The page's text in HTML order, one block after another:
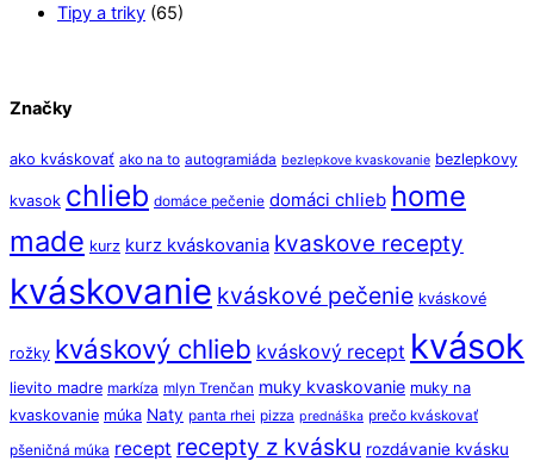
Tipy a triky (65)
Značky
ako kváskovať ako na to autogramiáda bezlepkove kvaskovanie bezlepkovy
kvasok chlieb domáce pečenie domáci chlieb home
made kurz kurz kváskovania kvaskove recepty
kváskovanie kváskové pečenie kváskové
rožky kváskový chlieb kváskový recept kvások
lievito madre markíza mlyn Trenčan muky kvaskovanie muky na
kvaskovanie múka Naty panta rhei pizza prednáška prečo kváskovať
pšeničná múka recept recepty z kvásku rozdávanie kvásku